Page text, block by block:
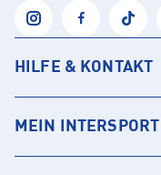
HILFE & KONTAKT
MEIN INTERSPORT